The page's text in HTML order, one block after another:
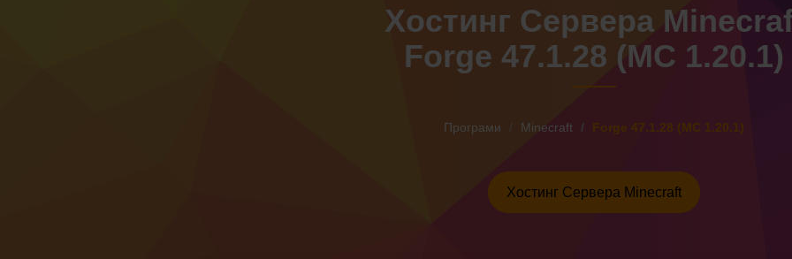
Хостинг Сервера
Forge 47.1.28 (MC 1.20.1)
Програми Minecraft Forge 47.1.28 (MC 1.20.1)
Хостинг Сервера Minecraft